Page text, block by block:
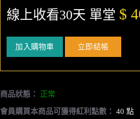
線上收看30天 單堂 $
加入購物車 立即結帳
商品狀態： 正常
會員購買本商品可獲得紅利點數： 40 點